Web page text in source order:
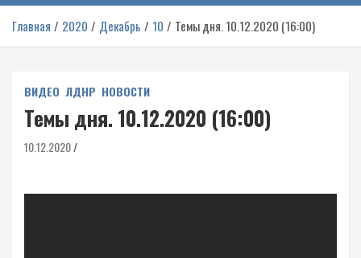
Главная 2020 Декабрь 10 Темы дня. 10.12.2020 (16:00)
ВИДЕО ЛДНР НОВОСТИ
Темы дня. 10.12.2020 (16:00)
10.12.2020